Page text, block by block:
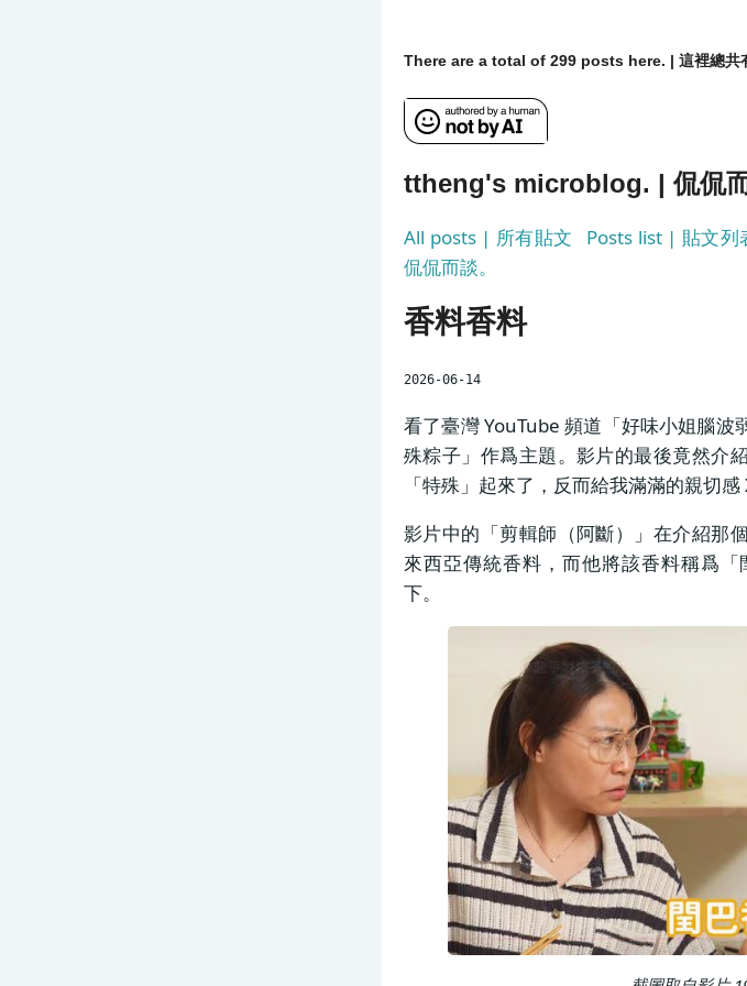
There are a total of 299 posts here. | 這裡總共
ttheng's microblog. | 侃侃而
All posts | 所有貼文 Posts list | 貼文列
侃侃而談。
香料香料
2026-06-14
看了臺灣 YouTube 頻道「好味小姐腦波
殊粽子」作爲主題。影片的最後竟然介
「特殊」起來了，反而給我滿滿的親切感
影片中的「剪輯師（阿斷）」在介紹那
來西亞傳統香料，而他將該香料稱爲
下。